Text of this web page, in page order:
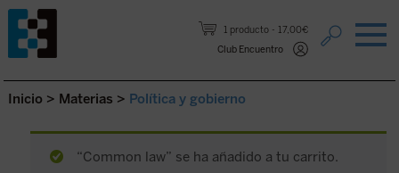
1 producto
17,00€
Club Encuentro
Saltar al contenido.
Inicio > Materias > Política y gobierno
“Common law” se ha añadido a tu carrito.